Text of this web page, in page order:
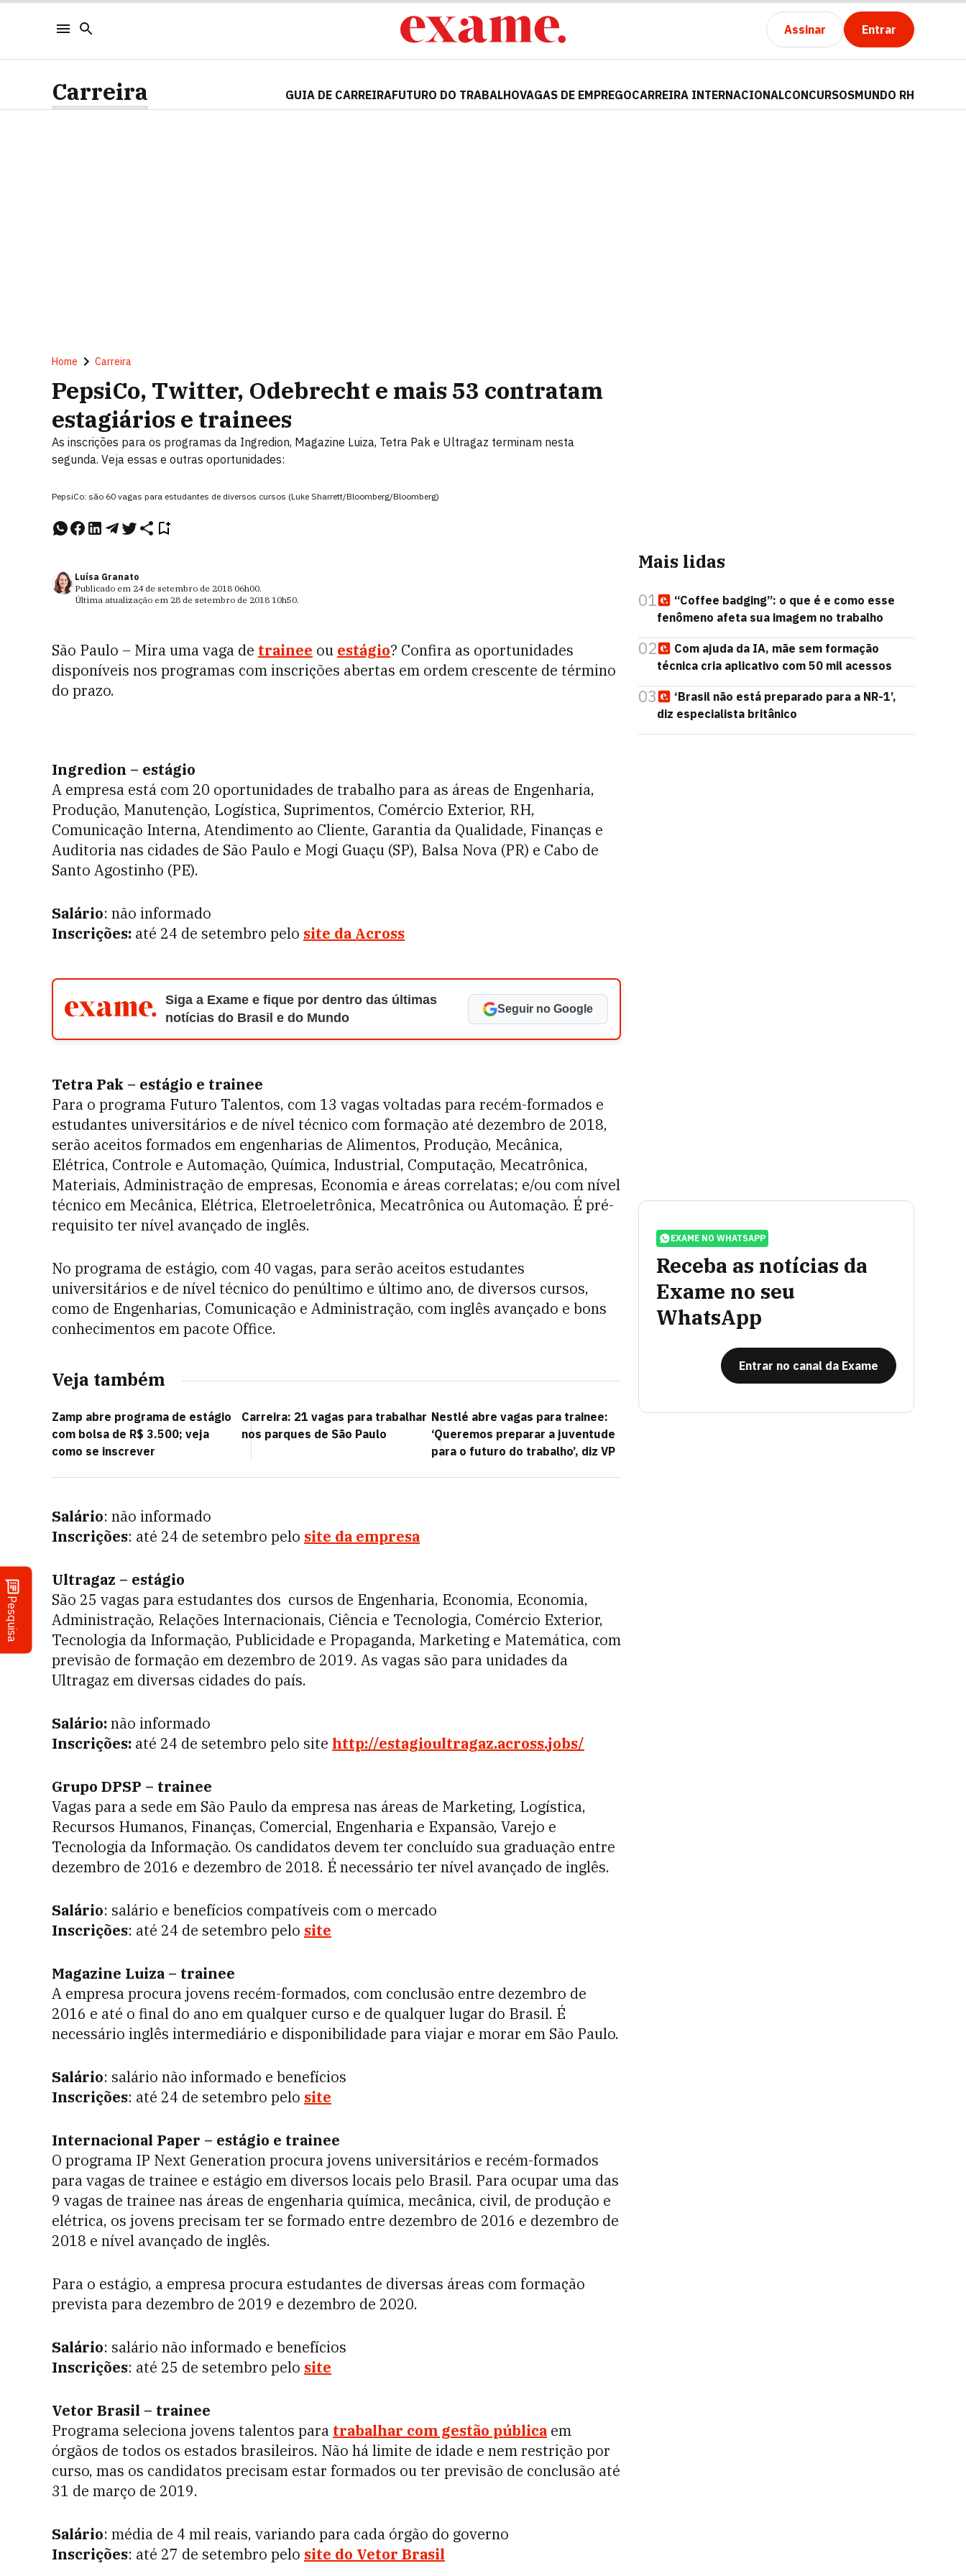
Assinar Entrar
Pesquisa
Carreira GUIA DE CARREIRAFUTURO DO TRABALHOVAGAS DE EMPREGOCARREIRA INTERNACIONALCONCURSOSMUNDO RH
Home Carreira
PepsiCo, Twitter, Odebrecht e mais 53 contratam
estagiários e trainees
As inscrições para os programas da Ingredion, Magazine Luiza, Tetra Pak e Ultragaz terminam nesta
segunda. Veja essas e outras oportunidades:
PepsiCo: são 60 vagas para estudantes de diversos cursos (Luke Sharrett/Bloomberg/Bloomberg)
Luísa Granato
Publicado em 24 de setembro de 2018 06h00.
Última atualização em 28 de setembro de 2018 10h50.
São Paulo – Mira uma vaga de trainee ou estágio? Confira as oportunidades
disponíveis nos programas com inscrições abertas em ordem crescente de término
do prazo.
Ingredion – estágio
A empresa está com 20 oportunidades de trabalho para as áreas de Engenharia,
Produção, Manutenção, Logística, Suprimentos, Comércio Exterior, RH,
Comunicação Interna, Atendimento ao Cliente, Garantia da Qualidade, Finanças e
Auditoria nas cidades de São Paulo e Mogi Guaçu (SP), Balsa Nova (PR) e Cabo de
Santo Agostinho (PE).
Salário: não informado
Inscrições: até 24 de setembro pelo site da Across
Siga a Exame e fique por dentro das últimas
notícias do Brasil e do Mundo
Seguir no Google
Tetra Pak – estágio e trainee
Para o programa Futuro Talentos, com 13 vagas voltadas para recém-formados e
estudantes universitários e de nível técnico com formação até dezembro de 2018,
serão aceitos formados em engenharias de Alimentos, Produção, Mecânica,
Elétrica, Controle e Automação, Química, Industrial, Computação, Mecatrônica,
Materiais, Administração de empresas, Economia e áreas correlatas; e/ou com nível
técnico em Mecânica, Elétrica, Eletroeletrônica, Mecatrônica ou Automação. É pré-
requisito ter nível avançado de inglês.
No programa de estágio, com 40 vagas, para serão aceitos estudantes
universitários e de nível técnico do penúltimo e último ano, de diversos cursos,
como de Engenharias, Comunicação e Administração, com inglês avançado e bons
conhecimentos em pacote Office.
Veja também
Zamp abre programa de estágio
com bolsa de R$ 3.500; veja
como se inscrever
Carreira: 21 vagas para trabalhar
nos parques de São Paulo
Nestlé abre vagas para trainee:
‘Queremos preparar a juventude
para o futuro do trabalho’, diz VP
Salário: não informado
Inscrições: até 24 de setembro pelo site da empresa
Ultragaz – estágio
São 25 vagas para estudantes dos cursos de Engenharia, Economia, Economia,
Administração, Relações Internacionais, Ciência e Tecnologia, Comércio Exterior,
Tecnologia da Informação, Publicidade e Propaganda, Marketing e Matemática, com
previsão de formação em dezembro de 2019. As vagas são para unidades da
Ultragaz em diversas cidades do país.
Salário:não informado
Inscrições: até 24 de setembro pelo site http://estagioultragaz.across.jobs/
Grupo DPSP – trainee
Vagas para a sede em São Paulo da empresa nas áreas de Marketing, Logística,
Recursos Humanos, Finanças, Comercial, Engenharia e Expansão, Varejo e
Tecnologia da Informação. Os candidatos devem ter concluído sua graduação entre
dezembro de 2016 e dezembro de 2018. É necessário ter nível avançado de inglês.
Salário: salário e benefícios compatíveis com o mercado
Inscrições: até 24 de setembro pelo site
Magazine Luiza – trainee
A empresa procura jovens recém-formados, com conclusão entre dezembro de
2016 e até o final do ano em qualquer curso e de qualquer lugar do Brasil. É
necessário inglês intermediário e disponibilidade para viajar e morar em São Paulo.
Salário: salário não informado e benefícios
Inscrições: até 24 de setembro pelo site
Internacional Paper – estágio e trainee
O programa IP Next Generation procura jovens universitários e recém-formados
para vagas de trainee e estágio em diversos locais pelo Brasil. Para ocupar uma das
9 vagas de trainee nas áreas de engenharia química, mecânica, civil, de produção e
elétrica, os jovens precisam ter se formado entre dezembro de 2016 e dezembro de
2018 e nível avançado de inglês.
Para o estágio, a empresa procura estudantes de diversas áreas com formação
prevista para dezembro de 2019 e dezembro de 2020.
Salário: salário não informado e benefícios
Inscrições: até 25 de setembro pelo site
Vetor Brasil – trainee
Programa seleciona jovens talentos para trabalhar com gestão pública em
órgãos de todos os estados brasileiros. Não há limite de idade e nem restrição por
curso, mas os candidatos precisam estar formados ou ter previsão de conclusão até
31 de março de 2019.
Salário: média de 4 mil reais, variando para cada órgão do governo
Inscrições: até 27 de setembro pelo site do Vetor Brasil
Mais lidas
01
“Coffee badging”: o que é e como esse
fenômeno afeta sua imagem no trabalho
02
Com ajuda da IA, mãe sem formação
técnica cria aplicativo com 50 mil acessos
03
‘Brasil não está preparado para a NR-1’,
diz especialista britânico
EXAME NO WHATSAPP
Receba as notícias da
Exame no seu
WhatsApp
Entrar no canal da Exame